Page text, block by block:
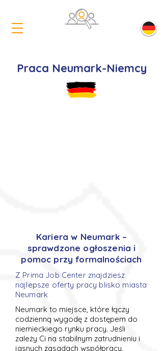
Praca Neumark-Niemcy
Kariera w Neumark –
sprawdzone ogłoszenia i
pomoc przy formalnościach
Z Prima Job Center znajdziesz
najlepsze oferty pracy blisko miasta
Neumark
Neumark to miejsce, które łączy
codzienną wygodę z dostępem do
niemieckiego rynku pracy. Jeśli
zależy Ci na stabilnym zatrudnieniu i
jasnych zasadach współpracy,